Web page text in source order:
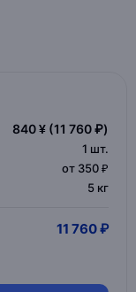
840 ¥ (11 760 ₽)
1 шт.
от 350 ₽
5 кг
11 760 ₽